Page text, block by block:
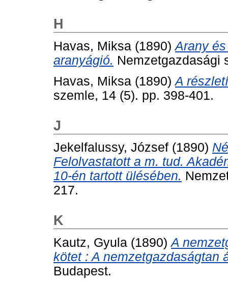
H
Havas, Miksa (1890)Arany
aranyágió. Nemzetgazdasági
Havas, Miksa (1890)A
szemle, 14 (5). pp. 398-401.
J
Jekelfalussy, József (1890)
Felolvastatott a m. tud.
10-én tartott ülésében.
217.
K
Kautz, Gyula (1890)A
kötet : A nemzetgazdaságtan
Budapest.